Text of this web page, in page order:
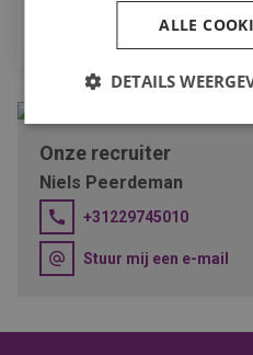
Onze recruiter
Niels Peerdeman
+31229745010
Stuur mij een e-mail
ALLE
DETAILS